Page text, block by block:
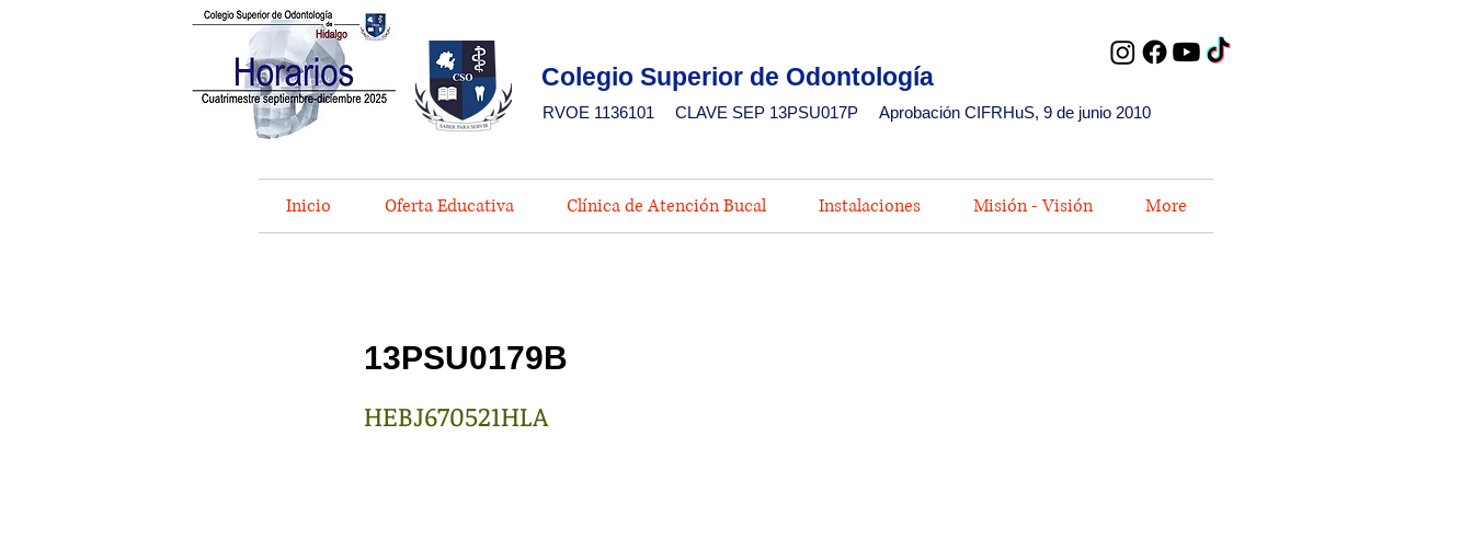
Colegio Superior de Odontología
RVOE 1136101 CLAVE SEP 13PSU017P Aprobación CIFRHuS, 9 de junio 2010
Inicio Oferta Educativa Clínica de Atención Bucal Instalaciones Misión - Visión More
13PSU0179B
HEBJ670521HLA